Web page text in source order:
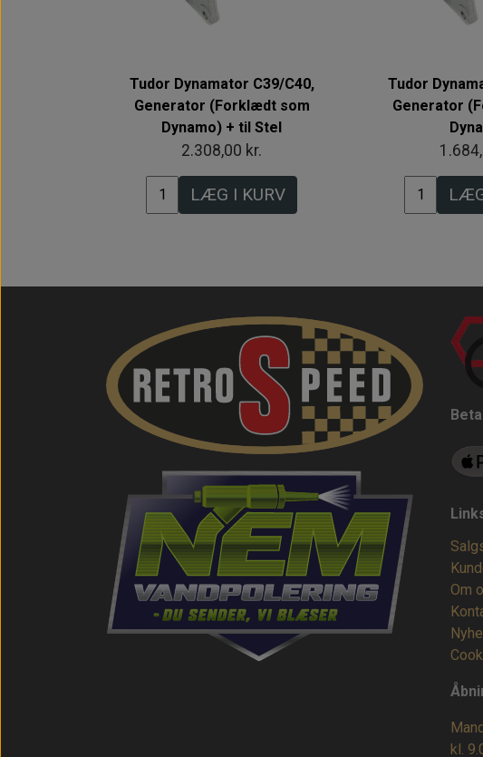
Tudor Dynamator C39/C40,
Generator (Forklædt som
Dynamo) + til Stel
2.308,00 kr.
LÆG I KURV
Tudor
Generator
Om
kl.